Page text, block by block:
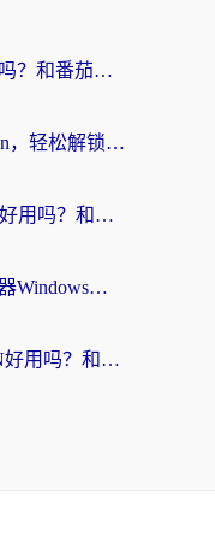
海外党必看：迅游VPN好用吗？和番茄加速器VPN对比哪个回国效果更好？
海外党必看：如何选对cn vpn，轻松解锁国内影音游戏？
海外党必看：ChickCN VPN好用吗？和星河VPN对比哪个回国效果更好？附真实体验+避坑指南
海外党必看：免费VPN加速器Windows版怎么选？附真实测评与无缝访问国内资源指南
海外党必看：快帆TV版VPN好用吗？和hi龟龟VPN对比哪个回国效果更好？附免费加速器选择指南